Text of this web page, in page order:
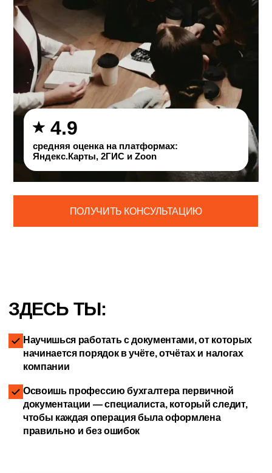
4.9
средняя оценка на платформах:
Яндекс.Карты, 2ГИС и Zoon
ЗДЕСЬ ТЫ:
Научишься работать с документами, от которых
начинается порядок в учёте, отчётах и налогах
компании
Освоишь профессию бухгалтера первичной
документации — специалиста, который следит,
чтобы каждая операция была оформлена
правильно и без ошибок